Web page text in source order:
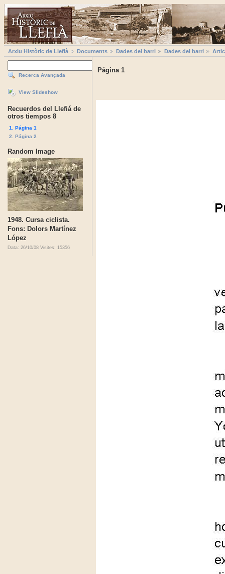
Arxiu Històric de Llefià Documents Dades del barri Dades del barri
Recerca Avançada
View Slideshow
Recuerdos del Llefiá de
otros tiempos 8
1. Página 1
2. Página 2
Random Image
1948. Cursa ciclista.
Fons: Dolors Martínez
López
Data: 26/10/08 Visites: 15356
Página 1